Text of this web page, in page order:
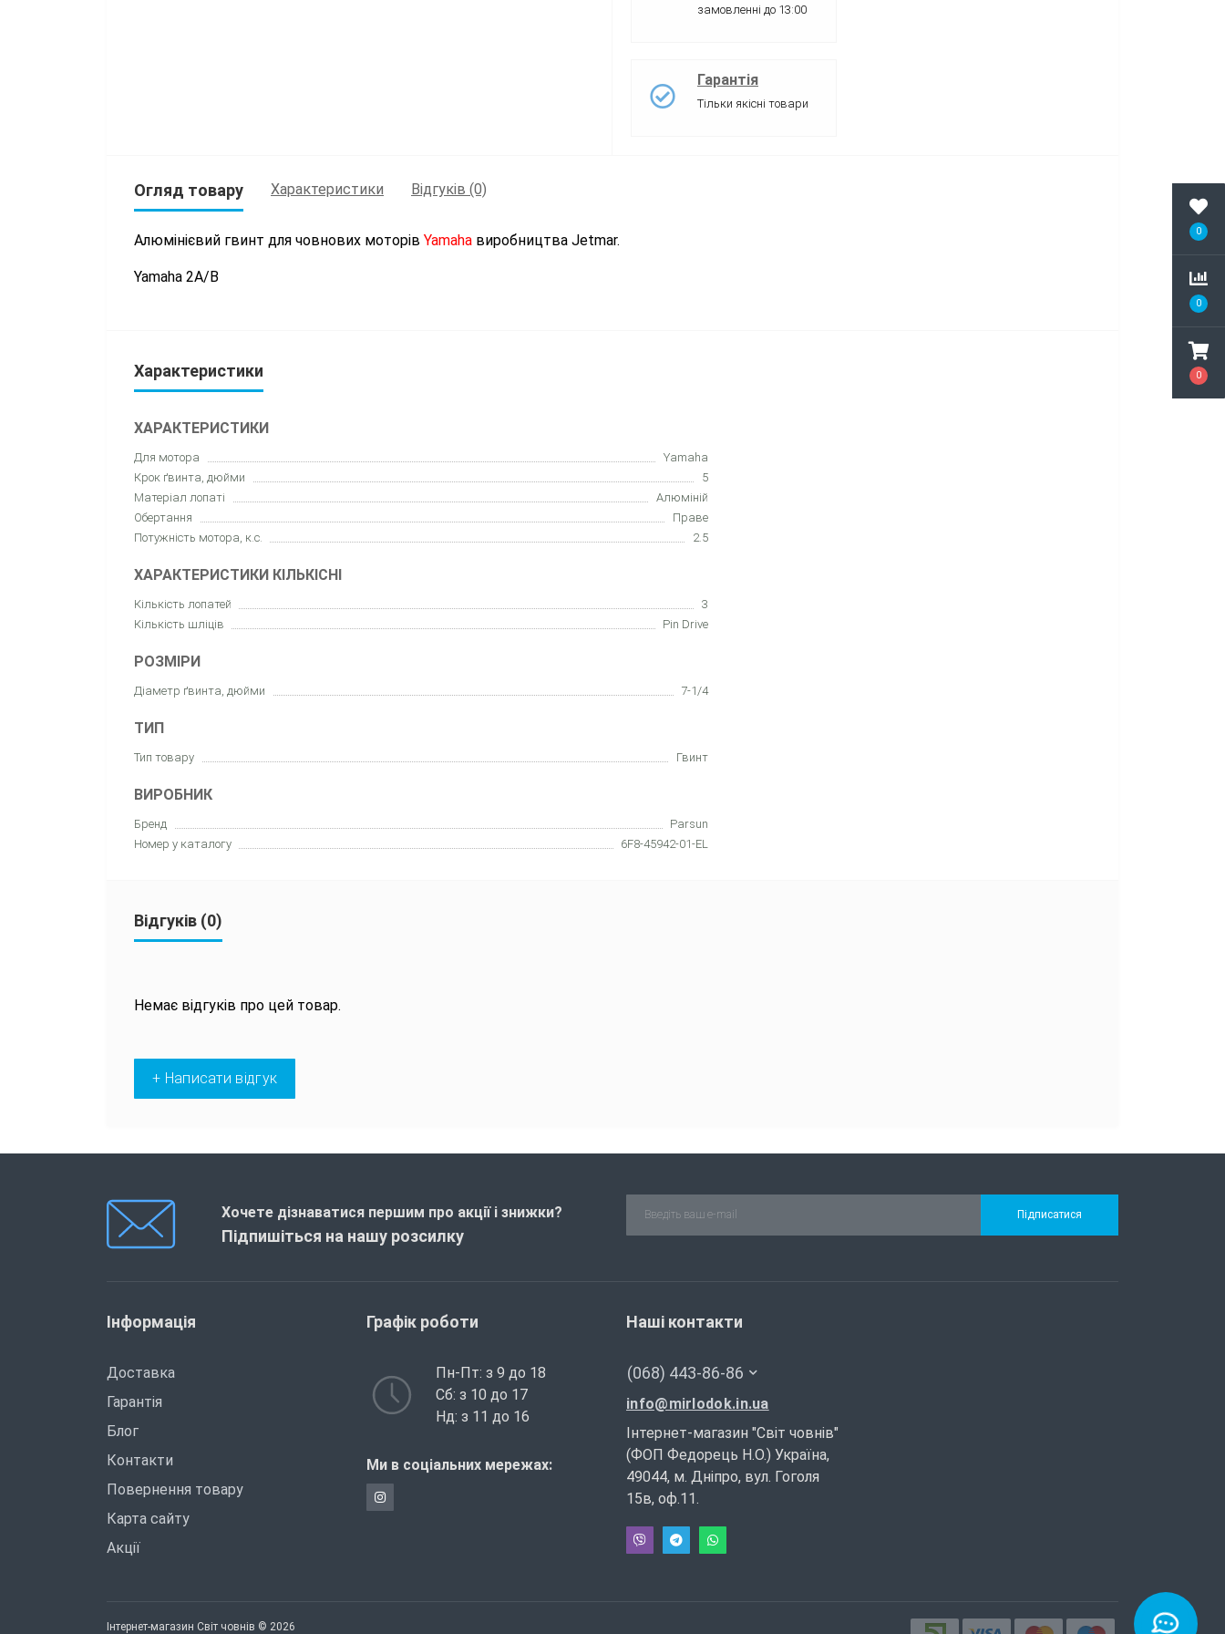
0
0
0
замовленні до 13:00
Гарантія
Тільки якісні товари
Огляд товару Характеристики Відгуків (0)
Алюмінієвий гвинт для човнових моторів Yamaha виробництва Jetmar.
Yamaha 2A/B
Характеристики
ХАРАКТЕРИСТИКИ
Для мотора
Yamaha
Крок ґвинта, дюйми
5
Матеріал лопаті
Алюміній
Обертання
Праве
Потужність мотора, к.с.
2.5
ХАРАКТЕРИСТИКИ КІЛЬКІСНІ
Кількість лопатей
3
Кількість шліців
Pin Drive
РОЗМІРИ
Діаметр ґвинта, дюйми 7-1/4
ТИП
Тип товару Гвинт
ВИРОБНИК
Бренд
Parsun
Номер у каталогу
6F8-45942-01-EL
Відгуків (0)
Немає відгуків про цей товар.
+ Написати відгук
Хочете дізнаватися першим про акції і знижки?
Підпишіться на нашу розсилку
Підписатися
Інформація
Доставка
Гарантія
Блог
Контакти
Повернення товару
Карта сайту
Акції
Графік роботи
Пн-Пт: з 9 до 18
Сб: з 10 до 17
Нд: з 11 до 16
Ми в соціальних мережах:
Наші контакти
(068) 443-86-86
info@mirlodok.in.ua
Інтернет-магазин "Світ човнів"
(ФОП Федорець Н.О.) Україна,
49044, м. Дніпро, вул. Гоголя
15в, оф.11.
Інтернет-магазин Світ човнів © 2026